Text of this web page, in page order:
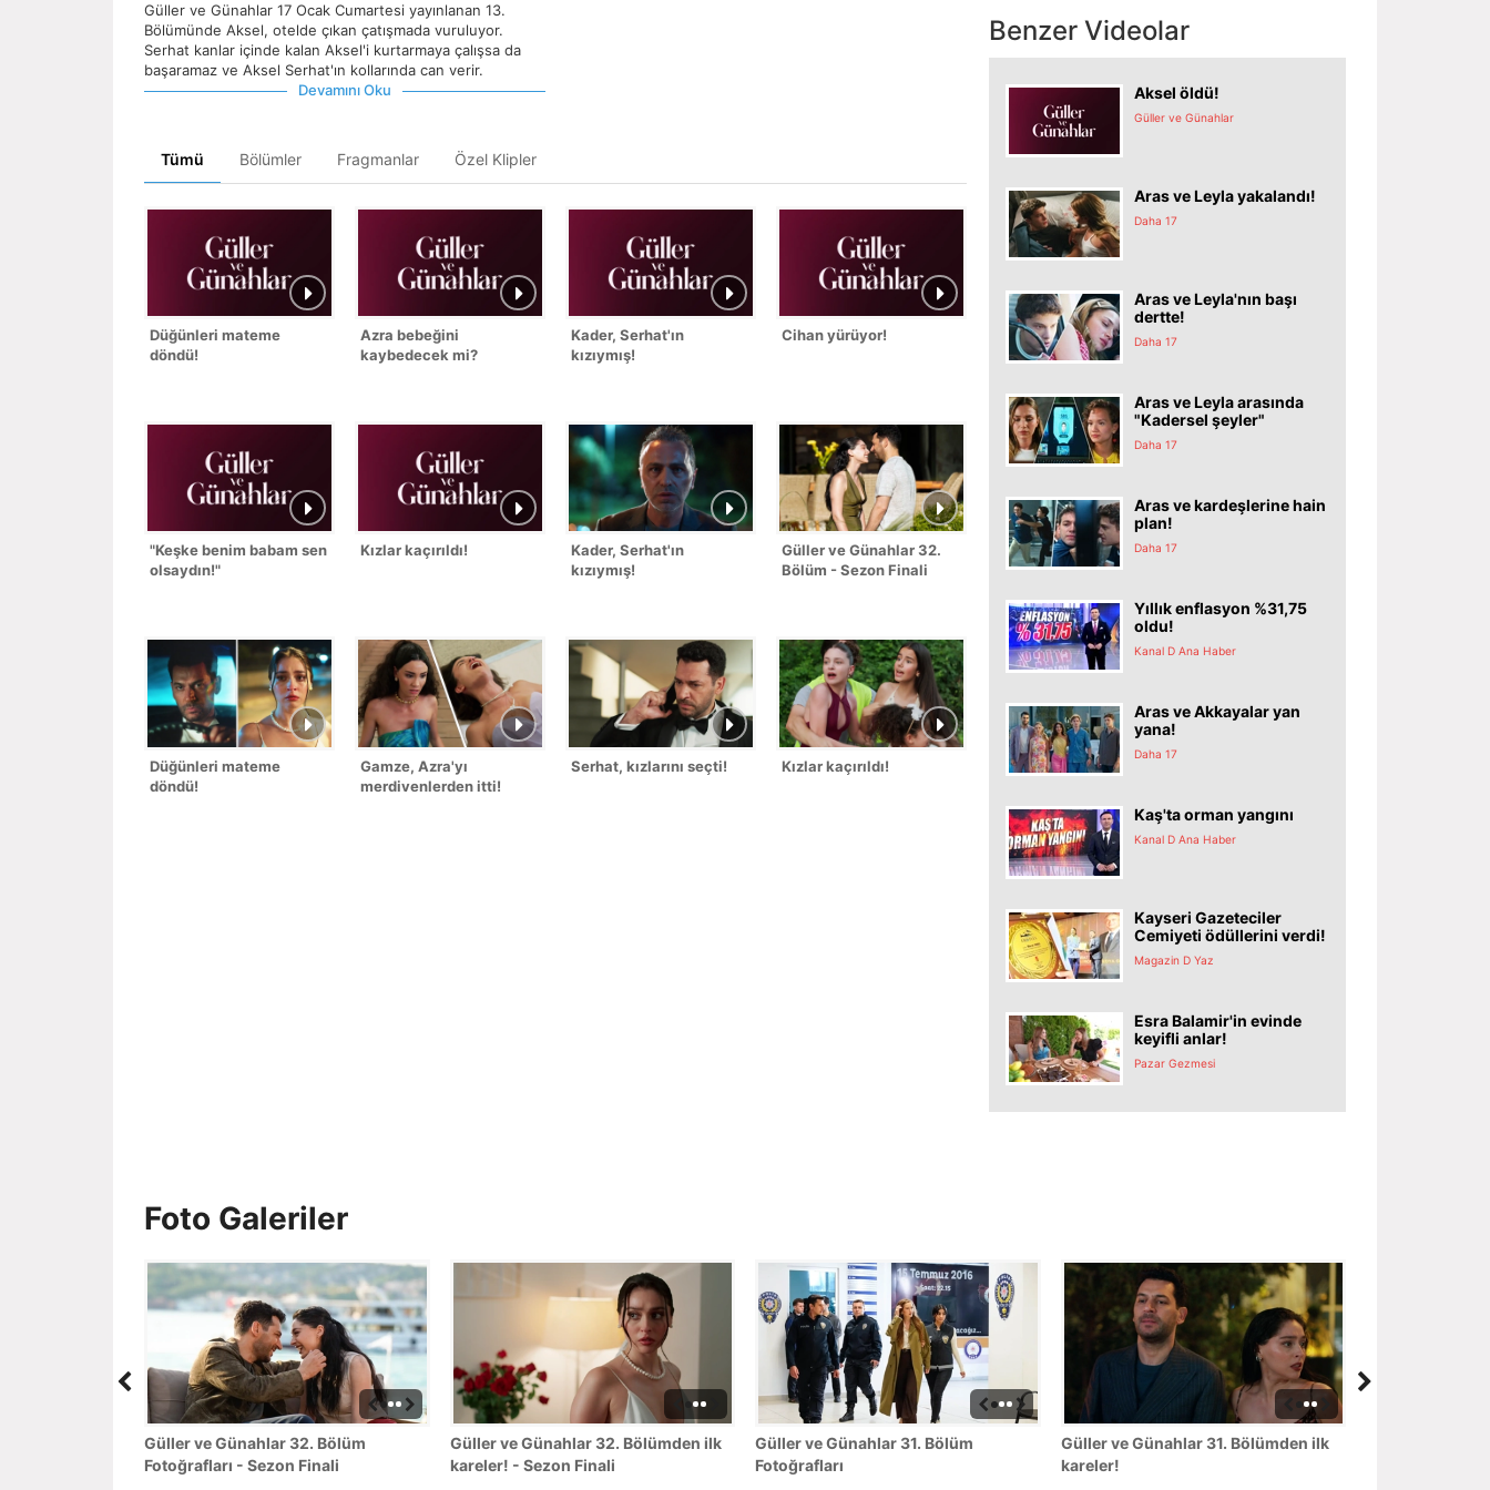
Güller ve Günahlar 17 Ocak Cumartesi yayınlanan 13.
Bölümünde Aksel, otelde çıkan çatışmada vuruluyor.
Serhat kanlar içinde kalan Aksel'i kurtarmaya çalışsa da
başaramaz ve Aksel Serhat'ın kollarında can verir.
Devamını Oku
Tümü Bölümler Fragmanlar Özel Klipler
Düğünleri mateme
döndü!
Azra bebeğini
kaybedecek mi?
Kader, Serhat'ın
kızıymış!
Cihan yürüyor!
"Keşke benim babam sen
olsaydın!"
Kızlar kaçırıldı!
Kader, Serhat'ın
kızıymış!
Güller ve Günahlar 32.
Bölüm - Sezon Finali
Düğünleri mateme
döndü!
Gamze, Azra'yı
merdivenlerden itti!
Serhat, kızlarını seçti! Kızlar kaçırıldı!
Benzer Videolar
Aksel öldü!
Güller ve Günahlar
Aras ve Leyla yakalandı!
Daha 17
Aras ve Leyla'nın başı
dertte!
Daha 17
Aras ve Leyla arasında
"Kadersel şeyler"
Daha 17
Aras ve kardeşlerine hain
plan!
Daha 17
Yıllık enflasyon %31,75
oldu!
Kanal D Ana Haber
Aras ve Akkayalar yan
yana!
Daha 17
Kaş'ta orman yangını
Kanal D Ana Haber
Kayseri Gazeteciler
Cemiyeti ödüllerini verdi!
Magazin D Yaz
Esra Balamir'in evinde
keyifli anlar!
Pazar Gezmesi
Foto Galeriler
Güller ve Günahlar 32. Bölüm
Fotoğrafları - Sezon Finali
Güller ve Günahlar 32. Bölümden ilk
kareler! - Sezon Finali
Güller ve Günahlar 31. Bölüm
Fotoğrafları
Güller ve Günahlar 31. Bölümden ilk
kareler!